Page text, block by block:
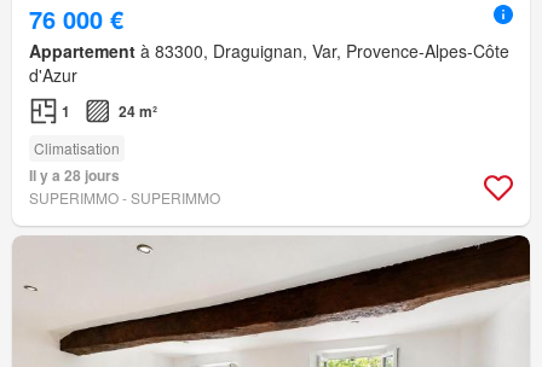
76 000 €
Appartement à 83300, Draguignan, Var, Provence-Alpes-Côte
d'Azur
1 24 m²
Climatisation
Il y a 28 jours
SUPERIMMO - SUPERIMMO